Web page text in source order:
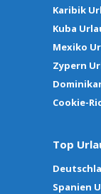
Karibik
Kuba
Mexiko
Zypern
Cookie-
Top
Spanien